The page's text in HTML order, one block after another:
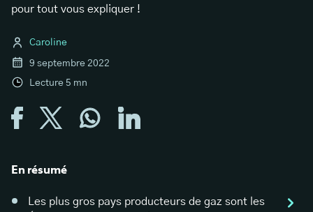
pour tout vous expliquer !
Caroline
9 septembre 2022
Lecture 5 mn
En résumé
Les plus gros pays producteurs de gaz sont les